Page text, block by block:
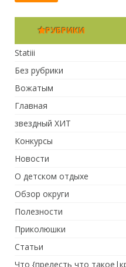
РУБРИКИ
Statiii
Без рубрики
Вожатым
Главная
звездный ХИТ
Конкурсы
Новости
О детском отдыхе
Обзор округи
Полезности
Приколюшки
Статьи
Что {прелесть что